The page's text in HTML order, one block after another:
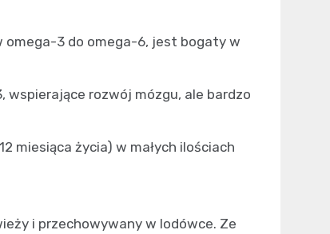
omega-3 do omega-6, jest bogaty w
rozwój mózgu, ale bardzo
miesiąca życia) w małych ilościach
i przechowywany w lodówce. Ze